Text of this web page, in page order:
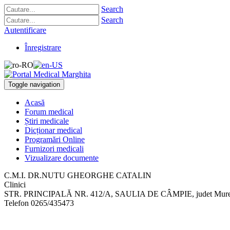
Search
Search
Autentificare
Înregistrare
Toggle navigation
Acasă
Forum medical
Știri medicale
Dicționar medical
Programări Online
Furnizori medicali
Vizualizare documente
C.M.I. DR.NUTU GHEORGHE CATALIN
Clinici
STR. PRINCIPALĂ NR. 412/A, SAULIA DE CÂMPIE, judet
Telefon 0265/435473